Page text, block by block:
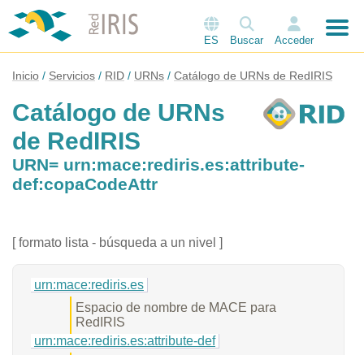
ES Buscar Acceder
Inicio Servicios RID URNs Catálogo de URNs de RedIRIS
Catálogo de URNs
de RedIRIS
URN= urn:mace:rediris.es:attribute-
def:copaCodeAttr
[ formato lista - búsqueda a un nivel ]
urn:mace:rediris.es
Espacio de nombre de MACE para
RedIRIS
urn:mace:rediris.es:attribute-def